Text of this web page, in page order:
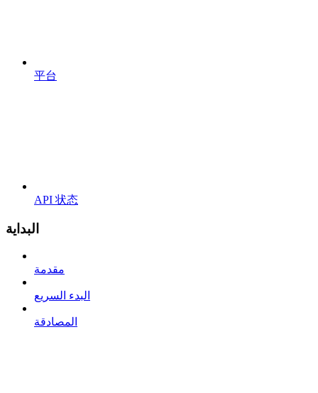
平台
API 状态
البداية
مقدمة
البدء السريع
المصادقة